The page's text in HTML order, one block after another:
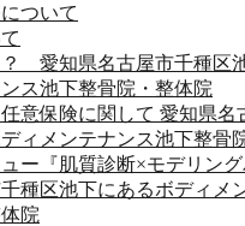
ついて
愛知県名古屋市千種区
ス池下整骨院・整体院
意保険に関して 愛知県名
ィメンテナンス池下整骨
ー『肌質診断×モデリン
種区池下にあるボディメ
院